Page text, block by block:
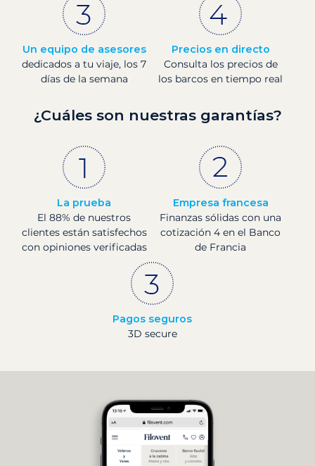
Un equipo de asesores
dedicados a tu viaje, los 7
días de la semana
Precios en directo
Consulta los precios de
los barcos en tiempo real
¿Cuáles son nuestras garantías?
La prueba
El 88% de nuestros
clientes están satisfechos
con opiniones verificadas
Empresa francesa
Finanzas sólidas con una
cotización 4 en el Banco
de Francia
Pagos seguros
3D secure